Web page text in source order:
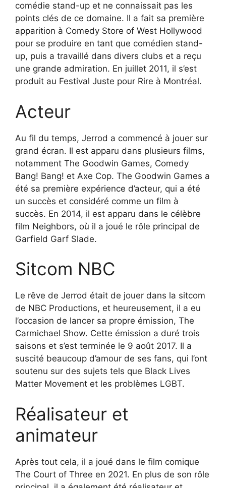
comédie stand-up et ne connaissait pas les
points clés de ce domaine. Il a fait sa première
apparition à Comedy Store of West Hollywood
pour se produire en tant que comédien stand-
up, puis a travaillé dans divers clubs et a reçu
une grande admiration. En juillet 2011, il s’est
produit au Festival Juste pour Rire à Montréal.
Acteur
Au fil du temps, Jerrod a commencé à jouer sur
grand écran. Il est apparu dans plusieurs films,
notamment The Goodwin Games, Comedy
Bang! Bang! et Axe Cop. The Goodwin Games a
été sa première expérience d’acteur, qui a été
un succès et considéré comme un film à
succès. En 2014, il est apparu dans le célèbre
film Neighbors, où il a joué le rôle principal de
Garfield Garf Slade.
Sitcom NBC
Le rêve de Jerrod était de jouer dans la sitcom
de NBC Productions, et heureusement, il a eu
l’occasion de lancer sa propre émission, The
Carmichael Show. Cette émission a duré trois
saisons et s’est terminée le 9 août 2017. Il a
suscité beaucoup d’amour de ses fans, qui l’ont
soutenu sur des sujets tels que Black Lives
Matter Movement et les problèmes LGBT.
Réalisateur et
animateur
Après tout cela, il a joué dans le film comique
The Court of Three en 2021. En plus de son rôle